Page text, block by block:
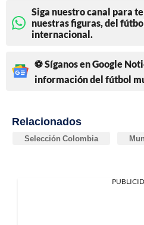
Siga nuestro canal para
nuestras figuras, del
internacional.
⚽ Síganos en Google
información del fútbol
Relacionados
Selección Colombia